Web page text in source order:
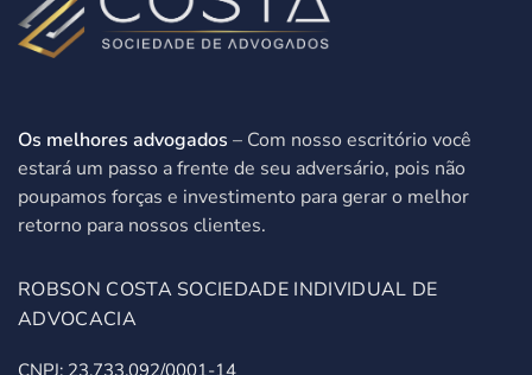
Os melhores advogados – Com nosso escritório você
estará um passo a frente de seu adversário, pois não
poupamos forças e investimento para gerar o melhor
retorno para nossos clientes.
ROBSON COSTA SOCIEDADE INDIVIDUAL DE
ADVOCACIA